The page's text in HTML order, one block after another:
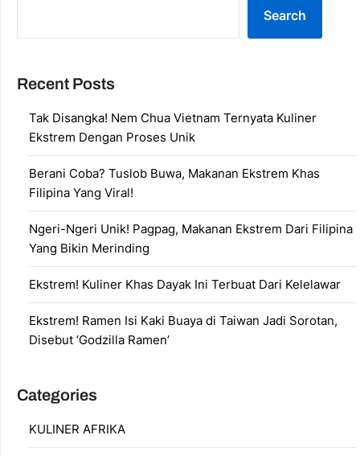
Search
Recent Posts
Tak Disangka! Nem Chua Vietnam Ternyata Kuliner
Ekstrem Dengan Proses Unik
Berani Coba? Tuslob Buwa, Makanan Ekstrem Khas
Filipina Yang Viral!
Ngeri-Ngeri Unik! Pagpag, Makanan Ekstrem Dari Filipina
Yang Bikin Merinding
Ekstrem! Kuliner Khas Dayak Ini Terbuat Dari Kelelawar
Ekstrem! Ramen Isi Kaki Buaya di Taiwan Jadi Sorotan,
Disebut ‘Godzilla Ramen’
Categories
KULINER AFRIKA